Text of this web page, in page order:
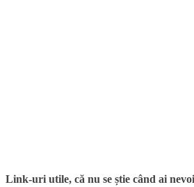
Link-uri utile, că nu se știe când ai